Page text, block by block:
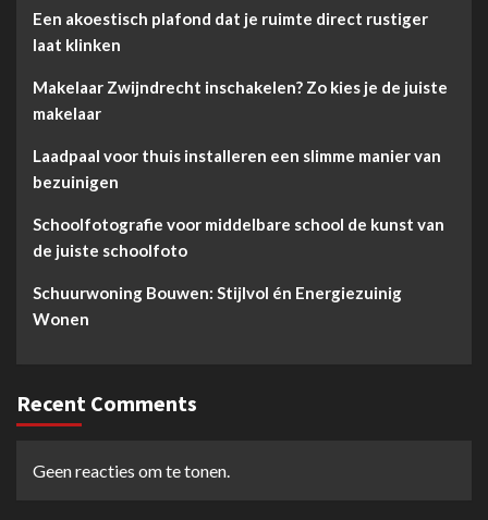
Een akoestisch plafond dat je ruimte direct rustiger
laat klinken
Makelaar Zwijndrecht inschakelen? Zo kies je de juiste
makelaar
Laadpaal voor thuis installeren een slimme manier van
bezuinigen
Schoolfotografie voor middelbare school de kunst van
de juiste schoolfoto
Schuurwoning Bouwen: Stijlvol én Energiezuinig
Wonen
Recent Comments
Geen reacties om te tonen.